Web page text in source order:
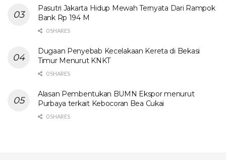
Pasutri Jakarta Hidup Mewah Ternyata Dari Rampok
Bank Rp 194 M
0 SHARES
Dugaan Penyebab Kecelakaan Kereta di Bekasi
Timur Menurut KNKT
0 SHARES
Alasan Pembentukan BUMN Ekspor menurut
Purbaya terkait Kebocoran Bea Cukai
0 SHARES